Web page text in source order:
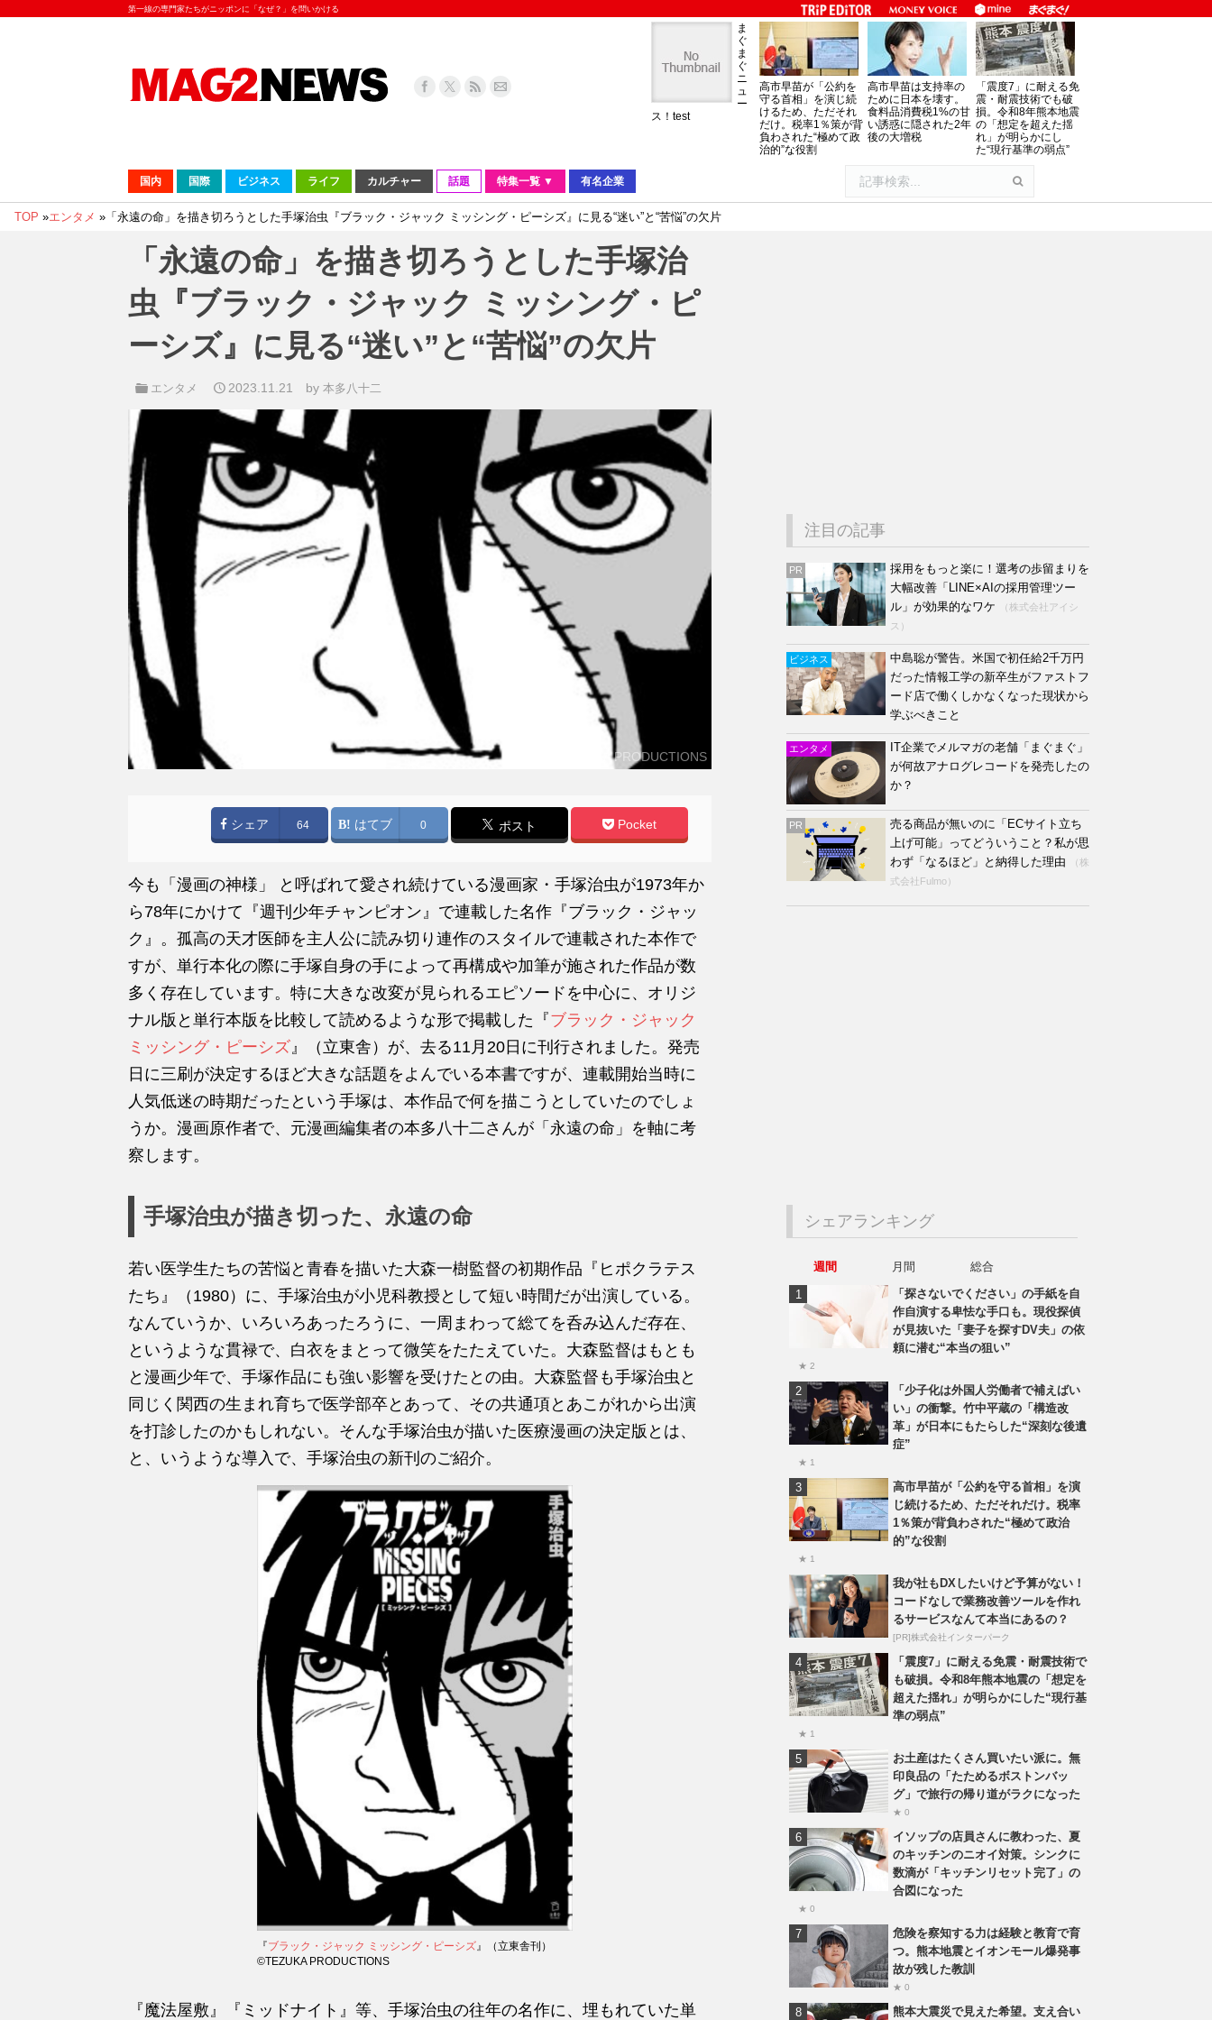
第一線の専門家たちがニッポンに「なぜ？」を問いかける
ま
ぐ
ま
ぐ
ニ
ュ
ー
ス！test
高市早苗が「公約を
守る首相」を演じ続
けるため、ただそれ
だけ。税率1％策が背
負わされた“極めて政
治的”な役割
高市早苗は支持率の
ために日本を壊す。
食料品消費税1%の甘
い誘惑に隠された2年
後の大増税
「震度7」に耐える免
震・耐震技術でも破
損。令和8年熊本地震
の「想定を超えた揺
れ」が明らかにし
た“現行基準の弱点”
国内 国際 ビジネス ライフ カルチャー 話題 特集一覧 ▼ 有名企業
TOP »エンタメ » 「永遠の命」を描き切ろうとした手塚治虫『ブラック・ジャック ミッシング・ピーシズ』に見る“迷い”と“苦悩”の欠片
「永遠の命」を描き切ろうとした手塚治
虫『ブラック・ジャック ミッシング・ピ
ーシズ』に見る“迷い”と“苦悩”の欠片
エンタメ 2023.11.21 by本多八十二
©️TEZUKA PRODUCTIONS
シェア 64 はてブ 0 ポスト Pocket
今も「漫画の神様」 と呼ばれて愛され続けている漫画家・手塚治虫が1973年か
ら78年にかけて『週刊少年チャンピオン』で連載した名作『ブラック・ジャッ
ク』。孤高の天才医師を主人公に読み切り連作のスタイルで連載された本作で
すが、単行本化の際に手塚自身の手によって再構成や加筆が施された作品が数
多く存在しています。特に大きな改変が見られるエピソードを中心に、オリジ
ナル版と単行本版を比較して読めるような形で掲載した『ブラック・ジャック
ミッシング・ピーシズ 』（立東舎）が、去る11月20日に刊行されました。発売
日に三刷が決定するほど大きな話題をよんでいる本書ですが、連載開始当時に
人気低迷の時期だったという手塚は、本作品で何を描こうとしていたのでしょ
うか。漫画原作者で、元漫画編集者の本多八十二さんが「永遠の命」を軸に考
察します。
手塚治虫が描き切った、永遠の命
若い医学生たちの苦悩と青春を描いた大森一樹監督の初期作品『ヒポクラテス
たち』（1980）に、手塚治虫が小児科教授として短い時間だが出演している。
なんていうか、いろいろあったろうに、一周まわって総てを呑み込んだ存在、
というような貫禄で、白衣をまとって微笑をたたえていた。大森監督はもとも
と漫画少年で、手塚作品にも強い影響を受けたとの由。大森監督も手塚治虫と
同じく関西の生まれ育ちで医学部卒とあって、その共通項とあこがれから出演
を打診したのかもしれない。そんな手塚治虫が描いた医療漫画の決定版とは、
と、いうような導入で、手塚治虫の新刊のご紹介。
『ブラック・ジャック ミッシング・ピーシズ』（立東舎刊）
©️TEZUKA PRODUCTIONS
『魔法屋敷』『ミッドナイト』等、手塚治虫の往年の名作に、埋もれていた単
注目の記事
PR
採用をもっと楽に！選考の歩留まりを
大幅改善「LINE×AIの採用管理ツー
ル」が効果的なワケ
（株式会社アイシ
ス）
ビジネス
中島聡が警告。米国で初任給2千万円
だった情報工学の新卒生がファストフ
ード店で働くしかなくなった現状から
学ぶべきこと
エンタメ
IT企業でメルマガの老舗「まぐまぐ」
が何故アナログレコードを発売したの
か？
PR
売る商品が無いのに「ECサイト立ち
上げ可能」ってどういうこと？私が思
わず「なるほど」と納得した理由
（株
式会社Fulmo）
シェアランキング
週間 月間
総合
「探さないでください」の手紙を自
作自演する卑怯な手口も。現役探偵
が見抜いた「妻子を探すDV夫」の依
頼に潜む“本当の狙い”
★ 2
「少子化は外国人労働者で補えばい
い」の衝撃。竹中平蔵の「構造改
革」が日本にもたらした“深刻な後遺
症”
★ 1
高市早苗が「公約を守る首相」を演
じ続けるため、ただそれだけ。税率
1％策が背負わされた“極めて政治
的”な役割
★ 1
我が社もDXしたいけど予算がない！
コードなしで業務改善ツールを作れ
るサービスなんて本当にあるの？
[PR]株式会社インターパーク
「震度7」に耐える免震・耐震技術で
も破損。令和8年熊本地震の「想定を
超えた揺れ」が明らかにした“現行基
準の弱点”
★ 1
お土産はたくさん買いたい派に。無
印良品の「たためるボストンバッ
グ」で旅行の帰り道がラクになった
★ 0
イソップの店員さんに教わった、夏
のキッチンのニオイ対策。シンクに
数滴が「キッチンリセット完了」の
合図になった
★ 0
危険を察知する力は経験と教育で育
つ。熊本地震とイオンモール爆発事
故が残した教訓
★ 0
熊本大震災で見えた希望。支え合い